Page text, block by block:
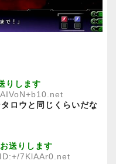
りします
ロウと同じくらいだな
送りします
7KlAAr0.net